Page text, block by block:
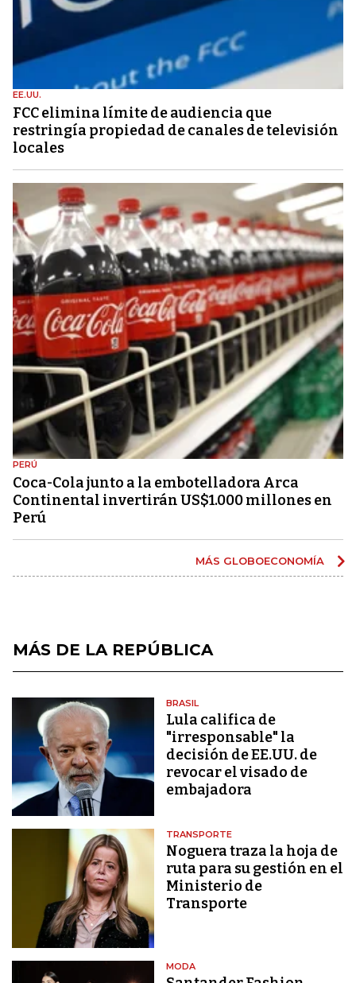
EE.UU.
FCC elimina límite de audiencia que
restringía propiedad de canales de televisión
locales
PERÚ
Coca-Cola junto a la embotelladora Arca
Continental invertirán US$1.000 millones en
Perú
MÁS GLOBOECONOMÍA
MÁS DE LA REPÚBLICA
BRASIL
Lula califica de
"irresponsable" la
decisión de EE.UU. de
revocar el visado de
embajadora
TRANSPORTE
Noguera traza la hoja de
ruta para su gestión en el
Ministerio de
Transporte
MODA